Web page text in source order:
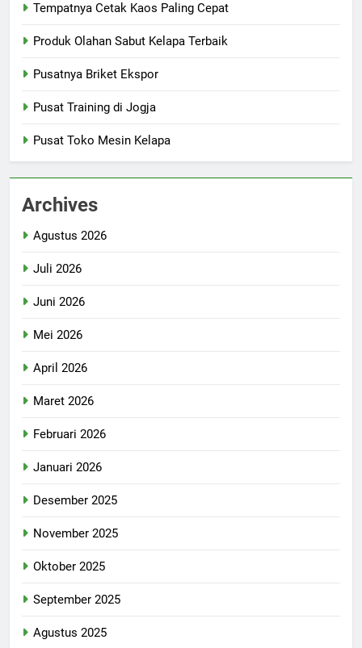
Tempatnya Cetak Kaos Paling Cepat
Produk Olahan Sabut Kelapa Terbaik
Pusatnya Briket Ekspor
Pusat Training di Jogja
Pusat Toko Mesin Kelapa
Archives
Agustus 2026
Juli 2026
Juni 2026
Mei 2026
April 2026
Maret 2026
Februari 2026
Januari 2026
Desember 2025
November 2025
Oktober 2025
September 2025
Agustus 2025